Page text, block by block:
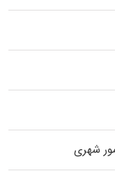
شهری